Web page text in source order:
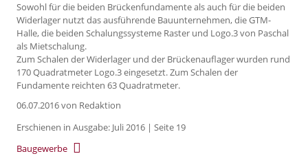
Sowohl für die beiden Brückenfundamente als auch für die beiden
Widerlager nutzt das ausführende Bauunternehmen, die GTM-
Halle, die beiden Schalungssysteme Raster und Logo.3 von Paschal
als Mietschalung.
Zum Schalen der Widerlager und der Brückenauflager wurden rund
170 Quadratmeter Logo.3 eingesetzt. Zum Schalen der
Fundamente reichten 63 Quadratmeter.
06.07.2016von Redaktion
Erschienen in Ausgabe: Juli 2016 | Seite 19
Baugewerbe